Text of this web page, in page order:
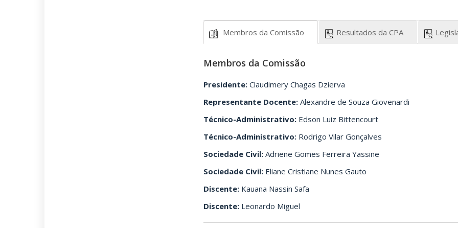
Membros da Comissão Resultados da CPA
Membros da Comissão
Presidente: Claudimery Chagas Dzierva
Representante Docente: Alexandre de Souza Giovenardi
Técnico-Administrativo: Edson Luiz Bittencourt
Técnico-Administrativo: Rodrigo Vilar Gonçalves
Sociedade Civil: Adriene Gomes Ferreira Yassine
Sociedade Civil: Eliane Cristiane Nunes Gauto
Discente: Kauana Nassin Safa
Discente: Leonardo Miguel